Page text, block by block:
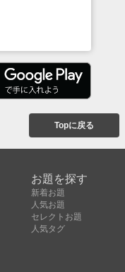
Topに戻る
お題を探す
新着お題
人気お題
セレクトお題
人気タグ